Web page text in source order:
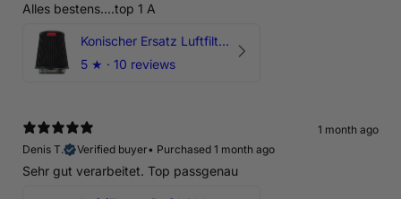
Alles bestens....top 1 A
Konischer Ersatz Luftfilter Pilz - 4" & 5" Offene Ansaugung
5 ★ · 10 reviews
1 month ago
Denis T.
Verified buyer• Purchased 1 month ago
Sehr gut verarbeitet. Top passgenau